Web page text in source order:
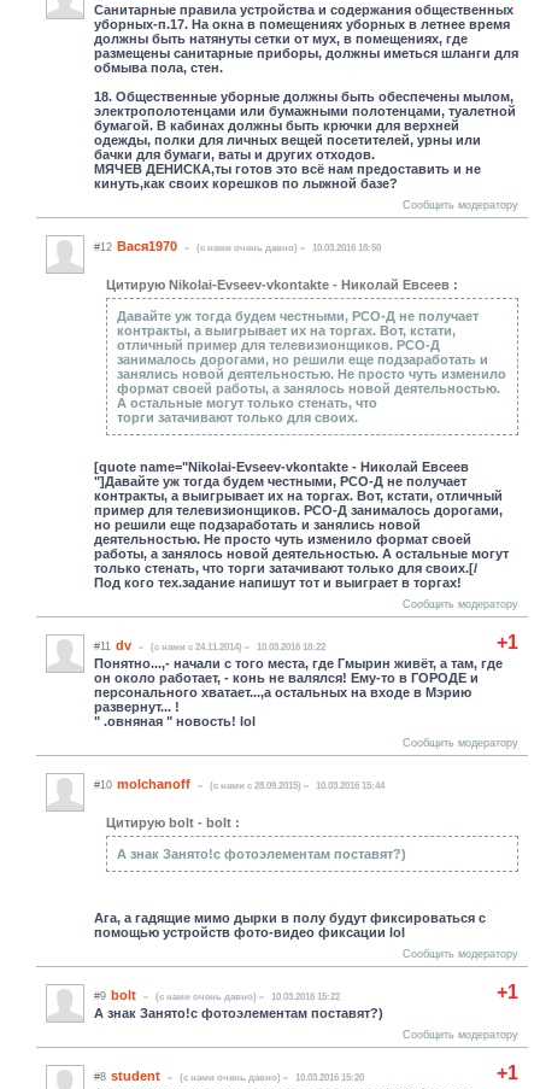
Санитарные правила устройства и содержания общественных
уборных-п.17. На окна в помещениях уборных в летнее время
должны быть натянуты сетки от мух, в помещениях, где
размещены санитарные приборы, должны иметься шланги для
обмыва пола, стен.
18. Общественные уборные должны быть обеспечены мылом,
электрополотенцами или бумажными полотенцами, туалетной
бумагой. В кабинах должны быть крючки для верхней
одежды, полки для личных вещей посетителей, урны или
бачки для бумаги, ваты и других отходов.
МЯЧЕВ ДЕНИСКА,ты готов это всё нам предоставить и не
кинуть,как своих корешков по лыжной базе?
Сообщить модератору
#12 Вася1970 (c нами очень давно) 10.03.2016 18:50
Цитирую Nikolai-Evseev-vkontakte - Николай Евсеев :
Давайте уж тогда будем честными, РСО-Д не получает
контракты, а выигрывает их на торгах. Вот, кстати,
отличный пример для телевизионщиков. РСО-Д
занималось дорогами, но решили еще подзаработать и
занялись новой деятельностью. Не просто чуть изменило
формат своей работы, а занялось новой деятельностью.
А остальные могут только стенать, что
торги затачивают только для своих.
[quote name="Nikolai-Evseev-vkontakte - Николай Евсеев
"]Давайте уж тогда будем честными, РСО-Д не получает
контракты, а выигрывает их на торгах. Вот, кстати, отличный
пример для телевизионщиков. РСО-Д занималось дорогами,
но решили еще подзаработать и занялись новой
деятельностью. Не просто чуть изменило формат своей
работы, а занялось новой деятельностью. А остальные могут
только стенать, что торги затачивают только для своих.[/
Под кого тех.задание напишут тот и выиграет в торгах!
Сообщить модератору
+1
#11 dv (c нами с 24.11.2014) 10.03.2016 18:22
Понятно...,- начали с того места, где Гмырин живёт, а там, где
он около работает, - конь не валялся! Ему-то в ГОРОДЕ и
персонального хватает...,а остальных на входе в Мэрию
развернут... !
" .овняная " новость! lol
Сообщить модератору
#10 molchanoff (c нами с 28.09.2015) 10.03.2016 15:44
Цитирую bolt - bolt :
А знак Занято!с фотоэлементам поставят?)
Ага, а гадящие мимо дырки в полу будут фиксироваться с
помощью устройств фото-видео фиксации lol
Сообщить модератору
+1
#9 bolt (c нами очень давно) 10.03.2016 15:22
А знак Занято!с фотоэлементам поставят?)
Сообщить модератору
+1
#8 student (c нами очень давно) 10.03.2016 15:20